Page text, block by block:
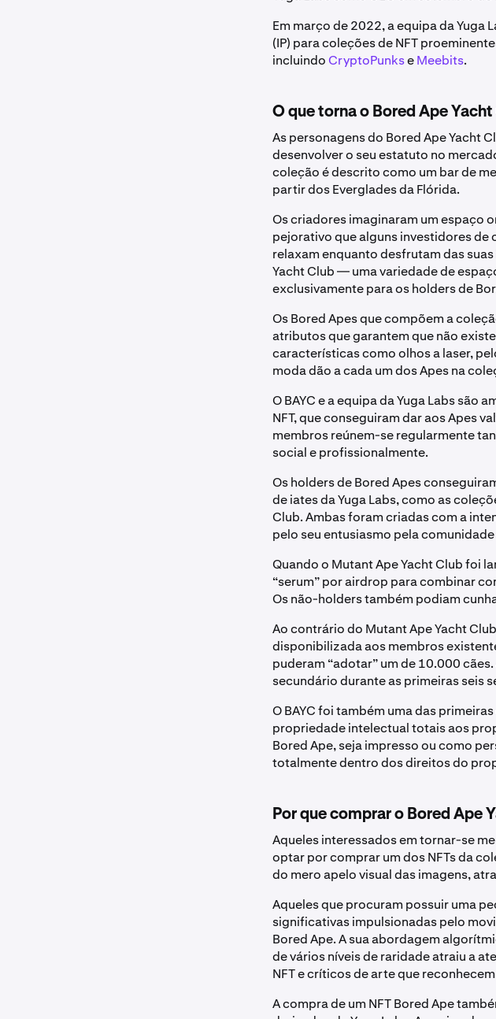
Em março de 2022, a equipa da
(IP) para coleções de NFT
incluindo CryptoPunkseMeebits.
O que torna o Bored Ape
As personagens do Bored Ape Yacht
desenvolver o seu estatuto no
coleção é descrito como um bar de
partir dos Everglades da Flórida.
Os criadores imaginaram um espaço
pejorativo que alguns investidores
relaxam enquanto desfrutam das
Yacht Club — uma variedade de
exclusivamente para os holders de
Os Bored Apes que compõem a
atributos que garantem que não
características como olhos a laser,
moda dão a cada um dos Apes na
O BAYC e a equipa da Yuga Labs
NFT, que conseguiram dar aos Apes
membros reúnem-se regularmente
social e profissionalmente.
Os holders de Bored Apes
de iates da Yuga Labs, como as
Club. Ambas foram criadas com a
pelo seu entusiasmo pela
Quando o Mutant Ape Yacht Club foi
“serum” por airdrop para combinar
Os não-holders também podiam
Ao contrário do Mutant Ape Yacht
disponibilizada aos membros
puderam “adotar” um de 10.000
secundário durante as primeiras seis
O BAYC foi também uma das
propriedade intelectual totais aos
Bored Ape, seja impresso ou como
totalmente dentro dos direitos do
Por que comprar o Bored Ape
Aqueles interessados em tornar-se
optar por comprar um dos NFTs da
do mero apelo visual das imagens,
Aqueles que procuram possuir uma
significativas impulsionadas pelo
Bored Ape. A sua abordagem
de vários níveis de raridade atraiu a
NFT e críticos de arte que
A compra de um NFT Bored Ape